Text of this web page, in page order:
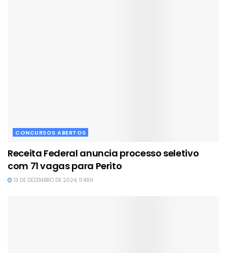
CONCURSOS ABERTOS
Receita Federal anuncia processo seletivo
com 71 vagas para Perito
13 DE DEZEMBRO DE 2024, 11:48H